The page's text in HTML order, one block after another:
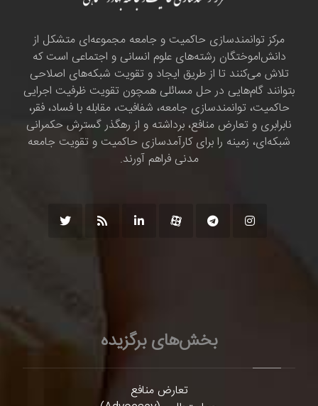
مرکز توانمندسازی حاکمیت و جامعه مجموعه‌ای متشکل از
دانش‌اموختگان رشته‌های علوم انسانی و اجتماعی است که
تلاش می‌کنند تا از طریق ایجاد و تقویت شبکه‌های اصلاحی
بتوانند گام‌هایی در حل مسائلی همچون تقویت ظرفیت اجرایی
حاکمیت، توانمندسازی جامعه، شفافیت، مقابله با فساد، فقر،
نابرابری و تعارض منافع، برداشته و از رهگذر گسترش حکمرانی
شبکه‌ای، زمینه را برای کارآمدسازی حاکمیت و تقویت جامعه
مدنی فراهم آورند.
بخش‌های برگزیده
تعارض منافع